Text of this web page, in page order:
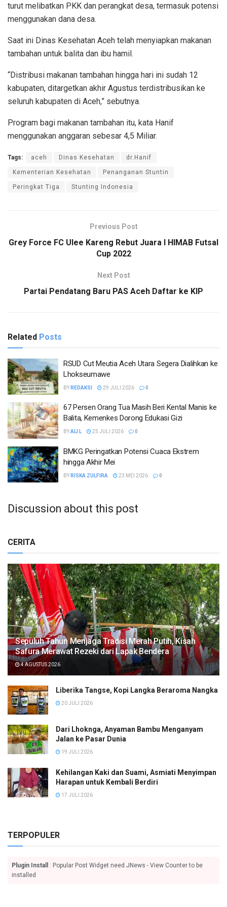
turut melibatkan PKK dan perangkat desa, termasuk potensi
menggunakan dana desa.
Saat ini Dinas Kesehatan Aceh telah menyiapkan makanan
tambahan untuk balita dan ibu hamil.
“Distribusi makanan tambahan hingga hari ini sudah 12
kabupaten, ditargetkan akhir Agustus terdistribusikan ke
seluruh kabupaten di Aceh,” sebutnya.
Program bagi makanan tambahan itu, kata Hanif
menggunakan anggaran sebesar 4,5 Miliar.
Tags: aceh Dinas Kesehatan dr.Hanif
Kementerian Kesehatan Penanganan Stuntin
Peringkat Tiga Stunting Indonesia
Previous Post
Grey Force FC Ulee Kareng Rebut Juara I HIMAB Futsal
Cup 2022
Next Post
Partai Pendatang Baru PAS Aceh Daftar ke KIP
Related Posts
RSUD Cut Meutia Aceh Utara Segera Dialihkan ke
Lhokseumawe
BY REDAKSI 29 JULI 2026 0
67 Persen Orang Tua Masih Beri Kental Manis ke
Balita, Kemenkes Dorong Edukasi Gizi
BYALI L 25 JULI 2026 0
BMKG Peringatkan Potensi Cuaca Ekstrem
hingga Akhir Mei
BY RISKA ZULFIRA 23 MEI 2026 0
Discussion about this post
CERITA
Sepuluh Tahun Menjaga Tradisi Merah Putih, Kisah
Safura Merawat Rezeki dari Lapak Bendera
4 AGUSTUS 2026
Liberika Tangse, Kopi Langka Beraroma Nangka
20 JULI 2026
Dari Lhoknga, Anyaman Bambu Menganyam
Jalan ke Pasar Dunia
19 JULI 2026
Kehilangan Kaki dan Suami, Asmiati Menyimpan
Harapan untuk Kembali Berdiri
17 JULI 2026
TERPOPULER
Plugin Install
: Popular Post Widget need JNews - View Counter to be
installed